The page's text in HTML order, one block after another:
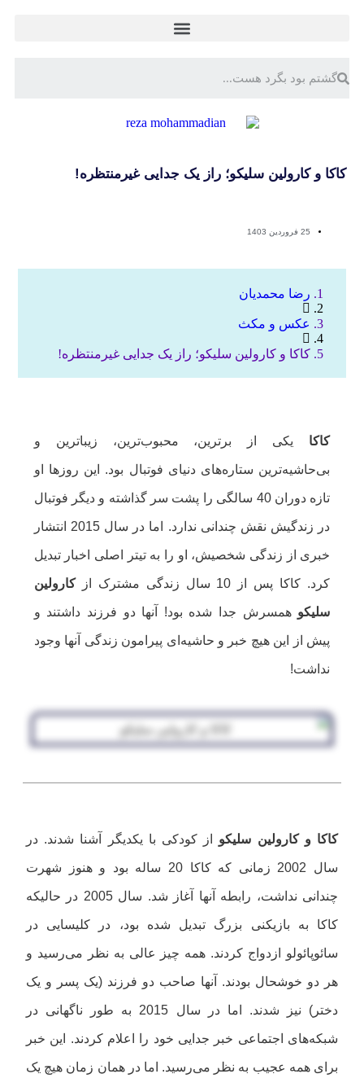
کاکا و کارولین سلیکو؛ راز یک جدایی غیرمنتظره!
25 فروردین 1403
رضا محمدیان
عکس و مکث
کاکا و کارولین سلیکو؛ راز یک جدایی غیرمنتظره!
کاکا یکی از برترین، محبوب‌ترین، زیباترین و
بی‌حاشیه‌ترین ستاره‌های دنیای فوتبال بود. این روزها او
تازه دوران 40 سالگی را پشت سر گذاشته و دیگر فوتبال
در زندگیش نقش چندانی ندارد. اما در سال 2015 انتشار
خبری از زندگی شخصیش، او را به تیتر اصلی اخبار تبدیل
کرد. کاکا پس از 10 سال زندگی مشترک از کارولین
سلیکو همسرش جدا شده بود! آنها دو فرزند داشتند و
پیش از این هیچ خبر و حاشیه‌ای پیرامون زندگی آنها وجود
نداشت!
کاکا و کارولین سلیکو از کودکی با یکدیگر آشنا شدند. در
سال 2002 زمانی که کاکا 20 ساله بود و هنوز شهرت
چندانی نداشت، رابطه آنها آغاز شد. سال 2005 در حالیکه
کاکا به بازیکنی بزرگ تبدیل شده بود، در کلیسایی در
سائوپائولو ازدواج کردند. همه چیز عالی به نظر می‌رسید و
هر دو خوشحال بودند. آنها صاحب دو فرزند (یک پسر و یک
دختر) نیز شدند. اما در سال 2015 به طور ناگهانی در
شبکه‌های اجتماعی خبر جدایی خود را اعلام کردند. این خبر
برای همه عجیب به نظر می‌رسید. اما در همان زمان هیچ یک